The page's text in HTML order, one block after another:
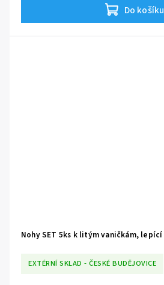
Do košíku
Nohy SET 5ks k litým vaničkám, lepící
EXTÉRNÍ SKLAD - ČESKÉ BUDĚJOVICE